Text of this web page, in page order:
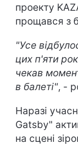
проекту
прощався з
"Усе
цих п'яти
чекав
в балеті", -
Наразі
Gatsby"
на сцені